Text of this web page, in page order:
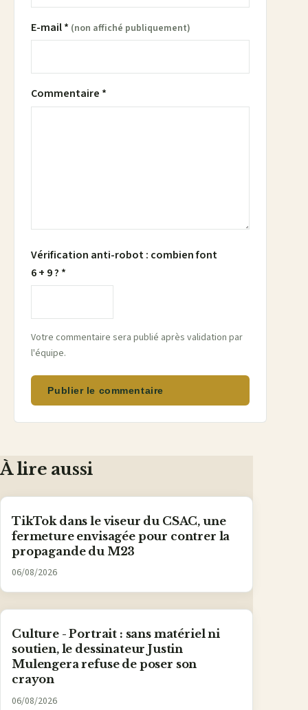
E-mail * (non affiché publiquement)
Commentaire *
Vérification anti-robot : combien font
6 + 9 ? *
Votre commentaire sera publié après validation par
l'équipe.
Publier le commentaire
À lire aussi
TikTok dans le viseur du CSAC, une
fermeture envisagée pour contrer la
propagande du M23
06/08/2026
Culture - Portrait : sans matériel ni
soutien, le dessinateur Justin
Mulengera refuse de poser son
crayon
06/08/2026